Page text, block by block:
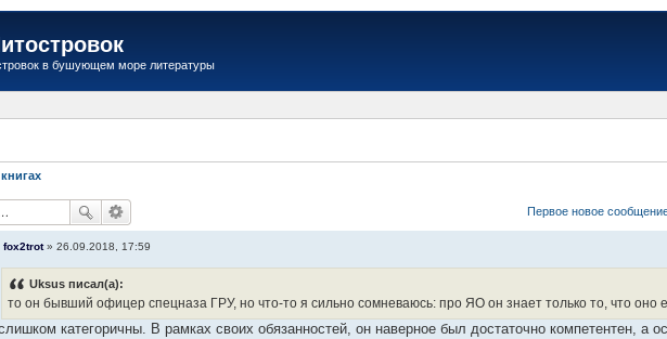
в бушующем море литературы
Первое новое
fox2trot» 26.09.2018, 17:59
Uksus писал(а):
то он бывший офицер спецназа ГРУ, но что-то я сильно сомневаюсь: про ЯО он знает только то, что оно
категоричны. В рамках своих обязанностей, он наверное был достаточно компетентен, а